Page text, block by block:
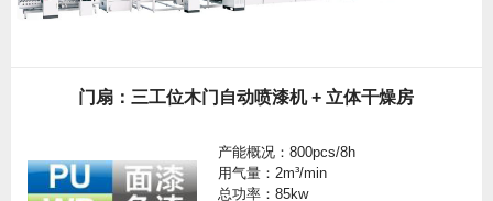
门扇：三工位木门自动喷漆机 + 立体干燥房
产能概况：800pcs/8h
用气量：2m³/min
总功率：85kw